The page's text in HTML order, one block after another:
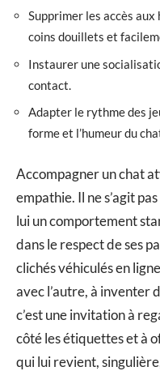
Supprimer les accès
coins douillets et
Instaurer une
contact.
Adapter le rythme des
forme et l’humeur du
Accompagner un chat
empathie. Il ne s’agit
lui un comportement
dans le respect de ses
clichés véhiculés en
avec l’autre, à inventer
c’est une invitation à
côté les étiquettes et à
qui lui revient,